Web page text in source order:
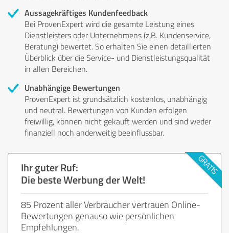
Aussagekräftiges Kundenfeedback
Bei ProvenExpert wird die gesamte Leistung eines
Dienstleisters oder Unternehmens (z.B. Kundenservice,
Beratung) bewertet. So erhalten Sie einen detaillierten
Überblick über die Service- und Dienstleistungsqualität
in allen Bereichen.
Unabhängige Bewertungen
ProvenExpert ist grundsätzlich kostenlos, unabhängig
und neutral. Bewertungen von Kunden erfolgen
freiwillig, können nicht gekauft werden und sind weder
finanziell noch anderweitig beeinflussbar.
Ihr guter Ruf:
Die beste Werbung der Welt!
85 Prozent aller Verbraucher vertrauen Online-
Bewertungen genauso wie persönlichen
Empfehlungen.